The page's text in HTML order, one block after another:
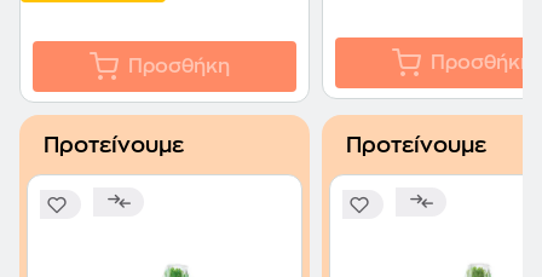
Προσθήκη Προσθήκη
Προτείνουμε Προτείνουμε